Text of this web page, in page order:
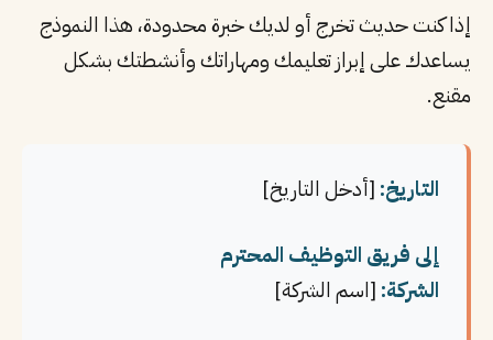
إذا كنت حديث تخرج أو لديك خبرة محدودة، هذا النموذج
يساعدك على إبراز تعليمك ومهاراتك وأنشطتك بشكل
مقنع.
التاريخ: [أدخل التاريخ]
إلى فريق التوظيف المحترم
الشركة: [اسم الشركة]